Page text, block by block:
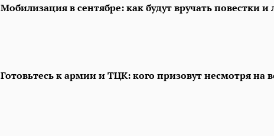
Мобилизация в сентябре: как будут вручать повестки и
Готовьтесь к армии и ТЦК: кого призовут несмотря на